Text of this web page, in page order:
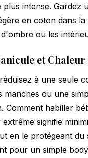
plus intense. Gardez
en coton dans
ou les
et
à une seule
manches ou une
Comment habiller
signifie
en le protégeant du
pour un simple